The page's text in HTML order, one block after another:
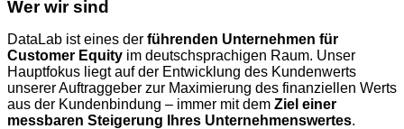
Wer wir sind
DataLab ist eines der führenden Unternehmen für
Customer Equity im deutschsprachigen Raum. Unser
Hauptfokus liegt auf der Entwicklung des Kundenwerts
unserer Auftraggeber zur Maximierung des finanziellen Werts
aus der Kundenbindung – immer mit dem Ziel einer
messbaren Steigerung Ihres Unternehmenswertes.